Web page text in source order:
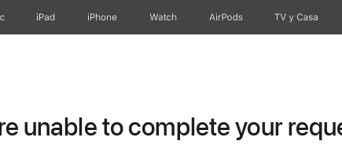
iPad iPhone Watch AirPods TV & Casa
unable to complete your